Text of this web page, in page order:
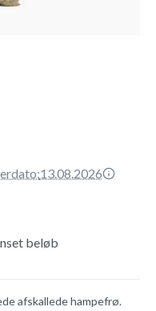
13.08.2026
beløb
afskallede hampefrø.